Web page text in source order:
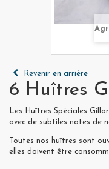
Revenir en arrière
6 Huîtres
Les Huîtres Spéciales
avec de subtiles notes de
Toutes nos huîtres sont
elles doivent être